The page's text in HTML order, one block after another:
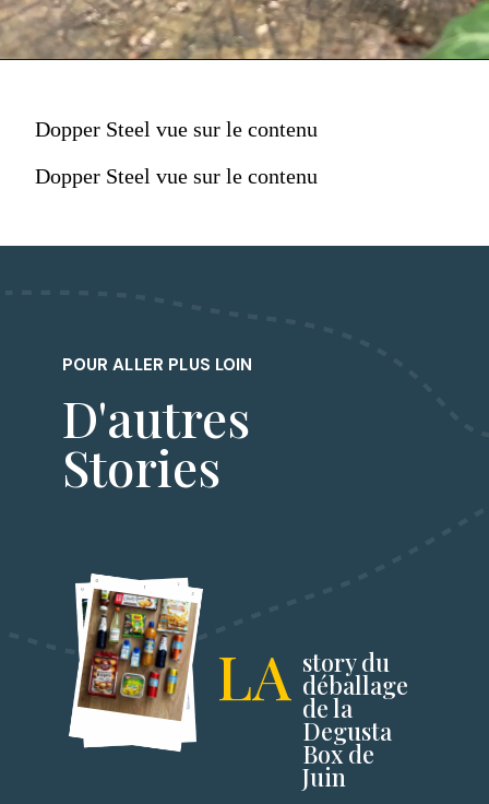
Dopper Steel vue sur le contenu
Dopper Steel vue sur le contenu
POUR ALLER PLUS LOIN
D'autres
Stories
LA story du
déballage
de la
Degusta
Box de
Juin